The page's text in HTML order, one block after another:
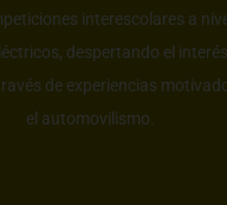
interescolares a
despertando el
de experiencias
el automovilismo.